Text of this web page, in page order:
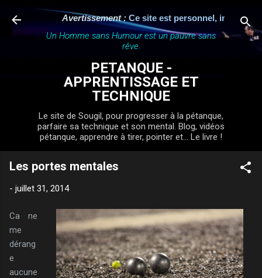
Accéder au contenu principal
Avertissement : Ce site est personnel, indépendant
Un Homme sans Humour est un pauvre sans
rêve.
PETANQUE -
APPRENTISSAGE ET
TECHNIQUE
Le site de Sougil, pour progresser à la pétanque,
parfaire sa technique et son mental. Blog, vidéos
pétanque, apprendre à tirer, pointer et... Le livre !
Les portes mentales
- juillet 31, 2014
Ca ne
me
dérang
e
aucune